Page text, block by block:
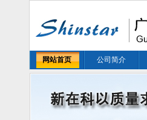
网站首页 公司简介